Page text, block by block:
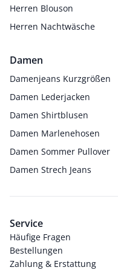
Herren Blouson
Herren Nachtwäsche
Damen
Damenjeans Kurzgrößen
Damen Lederjacken
Damen Shirtblusen
Damen Marlenehosen
Damen Sommer Pullover
Damen Strech Jeans
Service
Häufige Fragen
Bestellungen
Zahlung & Erstattung